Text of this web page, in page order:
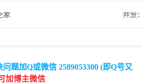
题加Q或微信 2589053300 (即Q号又
加博主微信